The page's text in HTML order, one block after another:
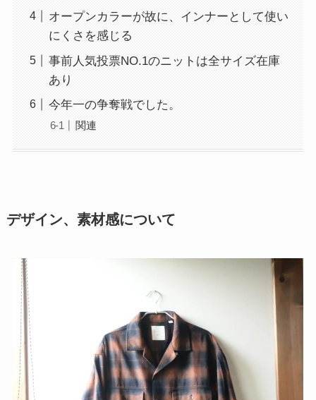
オープンカラーが故に、インナーとして使い
にくさを感じる
事前人気投票NO.1のニットは全サイズ在庫
あり
今年一の争奪戦でした。
関連
デザイン、素材感について